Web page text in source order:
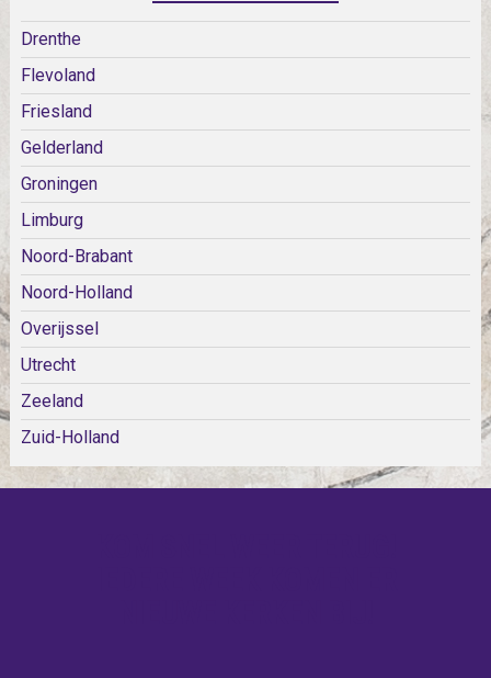
Drenthe
Flevoland
Friesland
Gelderland
Groningen
Limburg
Noord-Brabant
Noord-Holland
Overijssel
Utrecht
Zeeland
Zuid-Holland